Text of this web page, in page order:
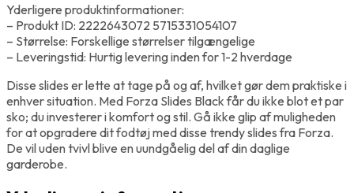
Yderligere produktinformationer:
– Produkt ID: 2222643072 5715331054107
– Størrelse: Forskellige størrelser tilgængelige
– Leveringstid: Hurtig levering inden for 1-2 hverdage
Disse slides er lette at tage på og af, hvilket gør dem praktiske i
enhver situation. Med Forza Slides Black får du ikke blot et par
sko; du investerer i komfort og stil. Gå ikke glip af muligheden
for at opgradere dit fodtøj med disse trendy slides fra Forza.
De vil uden tvivl blive en uundgåelig del af din daglige
garderobe.